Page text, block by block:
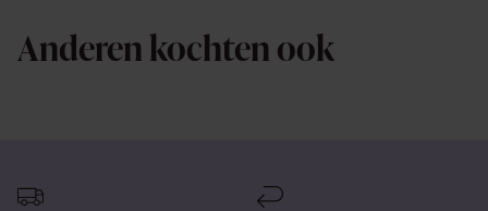
Anderen kochten ook